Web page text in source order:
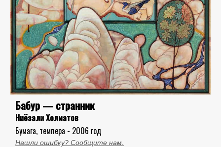
Бабур — странник
Ниёзали Холматов
Бумага, темпера - 2006 год
Нашли ошибку? Сообщите нам.